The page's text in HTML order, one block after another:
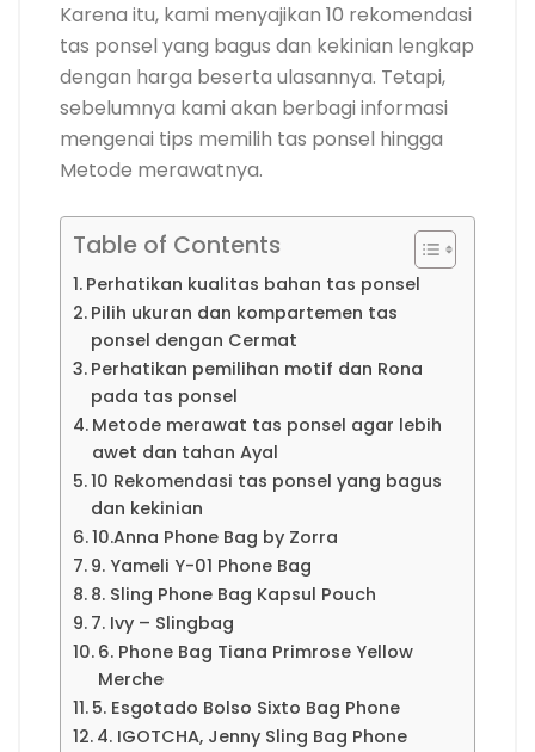
Karena itu, kami menyajikan 10 rekomendasi
tas ponsel yang bagus dan kekinian lengkap
dengan harga beserta ulasannya. Tetapi,
sebelumnya kami akan berbagi informasi
mengenai tips memilih tas ponsel hingga
Metode merawatnya.
Table of Contents
Perhatikan kualitas bahan tas ponsel
Pilih ukuran dan kompartemen tas
ponsel dengan Cermat
Perhatikan pemilihan motif dan Rona
pada tas ponsel
Metode merawat tas ponsel agar lebih
awet dan tahan Ayal
10 Rekomendasi tas ponsel yang bagus
dan kekinian
10.Anna Phone Bag by Zorra
9. Yameli Y-01 Phone Bag
8. Sling Phone Bag Kapsul Pouch
7. Ivy – Slingbag
6. Phone Bag Tiana Primrose Yellow
Merche
5. Esgotado Bolso Sixto Bag Phone
4. IGOTCHA, Jenny Sling Bag Phone